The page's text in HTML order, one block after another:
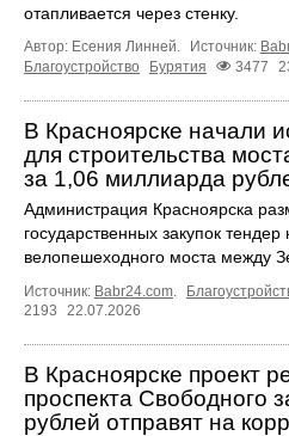
отапливается через стенку.
Автор: Есения Линней. Источник:
Благоустройство
Бурятия 3477
В Красноярске начали
для строительства
за 1,06 миллиарда
Администрация Красноярска
государственных закупок тендер
велопешеходного моста между
Источник: Babr24.com.
2193
22.07.2026
В Красноярске проект
проспекта Свободного
рублей отправят на